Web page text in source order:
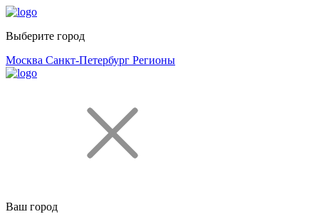
Выберите город
Москва Санкт-Петербург Регионы
Ваш город